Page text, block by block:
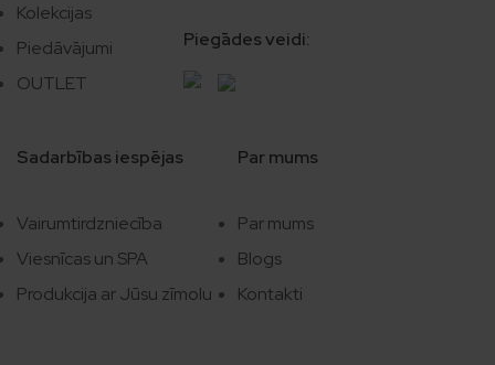
Kolekcijas
Piedāvājumi
OUTLET
Piegādes veidi:
Sadarbības iespējas
Vairumtirdzniecība
Viesnīcas un SPA
Produkcija ar Jūsu zīmolu
Par mums
Par mums
Blogs
Kontakti